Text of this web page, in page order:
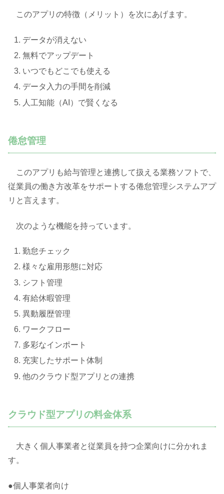
このアプリの特徴（メリット）を次にあげます。
データが消えない
無料でアップデート
いつでもどこでも使える
データ入力の手間を削減
人工知能（AI）で賢くなる
倦怠管理
このアプリも給与管理と連携して扱える業務ソフトで、
従業員の働き方改革をサポートする倦怠管理システムアプ
リと言えます。
次のような機能を持っています。
勤怠チェック
様々な雇用形態に対応
シフト管理
有給休暇管理
異動履歴管理
ワークフロー
多彩なインポート
充実したサポート体制
他のクラウド型アプリとの連携
クラウド型アプリの料金体系
大きく個人事業者と従業員を持つ企業向けに分かれま
す。
●個人事業者向け